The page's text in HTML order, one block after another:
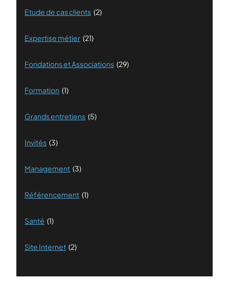
Etude de cas clients (2)
Expertise métier (21)
Fondations et Associations (29)
Formation (1)
Grands entretiens (5)
Invités (3)
Management (3)
Référencement (1)
Santé (1)
Site Internet (2)